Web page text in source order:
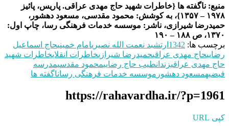
منبع: ناگفته ها {خاطرات شهید حاج مهدی عراقی. پاریس، پائیز
۱۹۷۸ – ۱۳۵۷}، به کوشش: محمود مقدسی، مسعود دهشور،
حمیدرضا شیرازی، ناشر: موسسه خدمات فرهنگی رسا، چاپ اول:
۱۳۷۰، ص ۱۸۸ – ۱۹۰
برچسب ها: 1342 ارتشبد نعمت الله نصیریامام خمینیحاج اسماعیل
رضاییحاج مهدی عراقیحمیدرضا شیرازیخاطرات انقلابخاطرات شهید
حاج مهدی عراقیزندانطیب حاج رضاییمحمود مقدسیمدرسه
فیضیهمسعود دهشور موسسه خدمات فرهنگی رساناگفته ها
https://rahavardha.ir/?p=1961
کپی URL